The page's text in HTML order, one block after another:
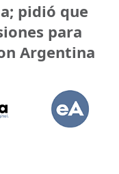
pidió que
para
Argentina